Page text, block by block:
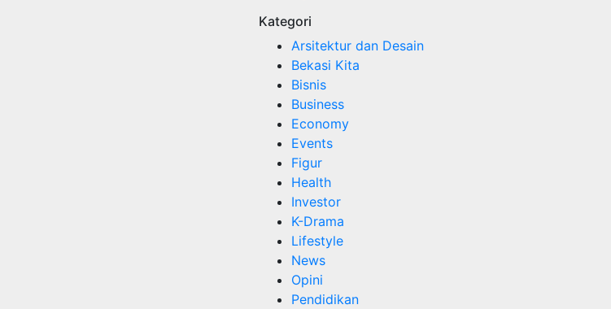
Kategori
Arsitektur dan Desain
Bekasi Kita
Bisnis
Business
Economy
Events
Figur
Health
Investor
K-Drama
Lifestyle
News
Opini
Pendidikan